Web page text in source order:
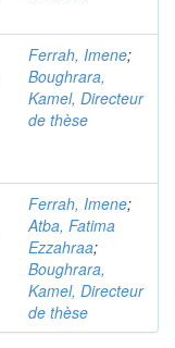
Ferrah, Imene;
Boughrara,
Kamel, Directeur
de thèse
Ferrah, Imene;
Atba, Fatima
Ezzahraa;
Boughrara,
Kamel, Directeur
de thèse